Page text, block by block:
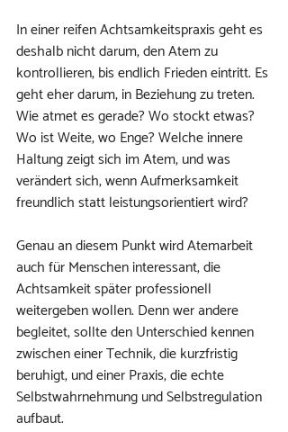
In einer reifen Achtsamkeitspraxis geht es
deshalb nicht darum, den Atem zu
kontrollieren, bis endlich Frieden eintritt. Es
geht eher darum, in Beziehung zu treten.
Wie atmet es gerade? Wo stockt etwas?
Wo ist Weite, wo Enge? Welche innere
Haltung zeigt sich im Atem, und was
verändert sich, wenn Aufmerksamkeit
freundlich statt leistungsorientiert wird?
Genau an diesem Punkt wird Atemarbeit
auch für Menschen interessant, die
Achtsamkeit später professionell
weitergeben wollen. Denn wer andere
begleitet, sollte den Unterschied kennen
zwischen einer Technik, die kurzfristig
beruhigt, und einer Praxis, die echte
Selbstwahrnehmung und Selbstregulation
aufbaut.